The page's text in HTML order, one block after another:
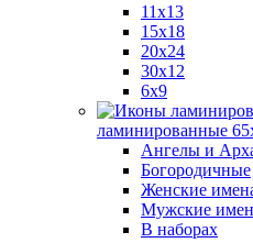
11x13
15x18
20x24
30х12
6x9
ламинированные
Ангелы и
Богородичные
Женские
Мужские
В наборах